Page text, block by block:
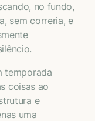
no fundo,
sem correria, e
temporada
coisas ao
e
uma